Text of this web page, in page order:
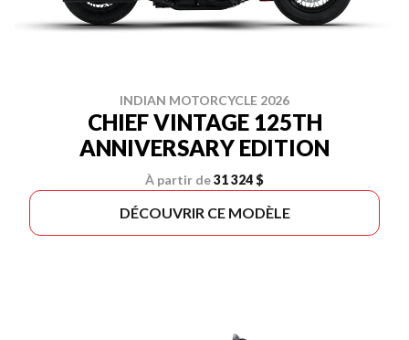
INDIAN MOTORCYCLE 2026
CHIEF VINTAGE 125TH
ANNIVERSARY EDITION
À partir de31 324 $
DÉCOUVRIR CE MODÈLE